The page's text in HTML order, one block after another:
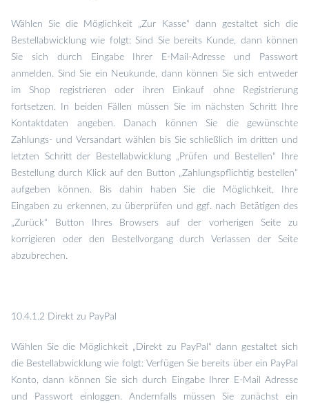
Wählen Sie die Möglichkeit „Zur Kasse“ dann gestaltet sich die
Bestellabwicklung wie folgt: Sind Sie bereits Kunde, dann können
Sie sich durch Eingabe Ihrer E-Mail-Adresse und Passwort
anmelden. Sind Sie ein Neukunde, dann können Sie sich entweder
im Shop registrieren oder ihren Einkauf ohne Registrierung
fortsetzen. In beiden Fällen müssen Sie im nächsten Schritt Ihre
Kontaktdaten angeben. Danach können Sie die gewünschte
Zahlungs- und Versandart wählen bis Sie schließlich im dritten und
letzten Schritt der Bestellabwicklung „Prüfen und Bestellen“ Ihre
Bestellung durch Klick auf den Button „Zahlungspflichtig bestellen“
aufgeben können. Bis dahin haben Sie die Möglichkeit, Ihre
Eingaben zu erkennen, zu überprüfen und ggf. nach Betätigen des
„Zurück“ Button Ihres Browsers auf der vorherigen Seite zu
korrigieren oder den Bestellvorgang durch Verlassen der Seite
abzubrechen.
10.4.1.2 Direkt zu PayPal
Wählen Sie die Möglichkeit „Direkt zu PayPal“ dann gestaltet sich
die Bestellabwicklung wie folgt: Verfügen Sie bereits über ein PayPal
Konto, dann können Sie sich durch Eingabe Ihrer E-Mail Adresse
und Passwort einloggen. Andernfalls müssen Sie zunächst ein